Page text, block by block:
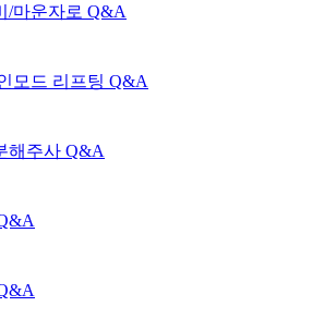
/마운자로 Q&A
모드 리프팅 Q&A
해주사 Q&A